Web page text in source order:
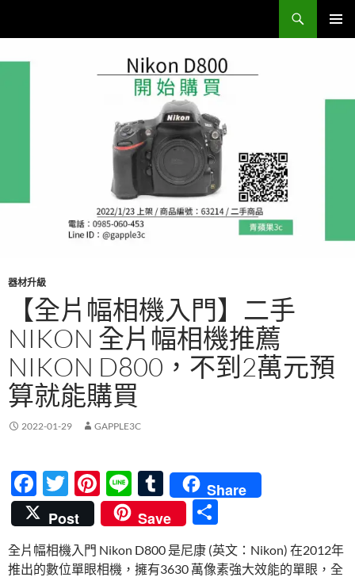
要
器材升級
【全片幅相機入門】二手
NIKON 全片幅相機推薦
NIKON D800，不到2萬元預
算就能購買
2022-01-29 GAPPLE3C
F
ac
e
b
T
w
itt
er
Pi
nt
er
es
Li
n
e
T
u
m
bl
Share
Post
Save
享
全片幅相機入門 Nikon D800 是尼康 (英文：Nikon) 在2012年
推出的數位單眼相機，擁有3630 萬像素強大效能的單眼，全